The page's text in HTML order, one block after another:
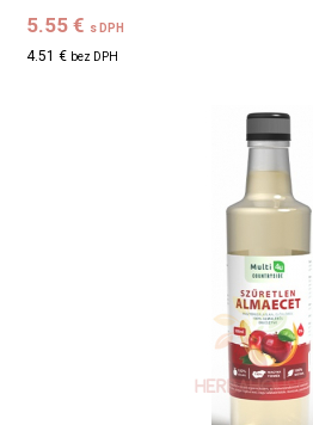
5.55 € s DPH
4.51 € bez DPH